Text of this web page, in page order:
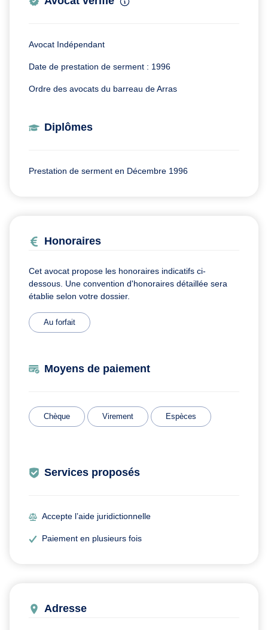
Avocat Indépendant
Date de prestation de serment : 1996
Ordre des avocats du barreau de Arras
Diplômes
Prestation de serment en Décembre 1996
Honoraires
Cet avocat propose les honoraires indicatifs ci-
dessous. Une convention d'honoraires détaillée sera
établie selon votre dossier.
Au forfait
Moyens de paiement
Chèque Virement Espèces
Services proposés
Accepte l’aide juridictionnelle
Paiement en plusieurs fois
Adresse